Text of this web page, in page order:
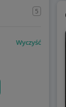
5
Wyczyść